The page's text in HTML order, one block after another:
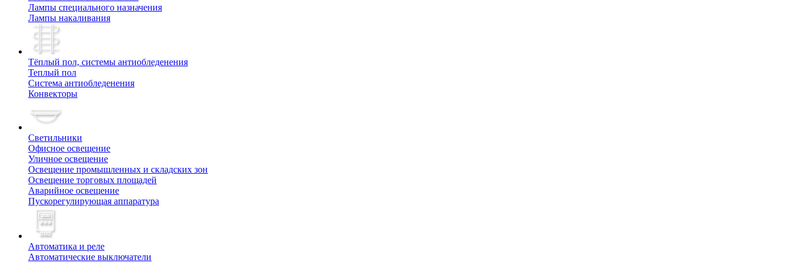
Лампы специального назначения
Лампы накаливания
Тёплый пол, cистемы антиобледенения
Теплый пол
Система антиобледенения
Конвекторы
Светильники
Офисное освещение
Уличное освещение
Освещение промышленных и складских зон
Освещение торговых площадей
Аварийное освещение
Пускорегулирующая аппаратура
Автоматика и реле
Автоматические выключатели